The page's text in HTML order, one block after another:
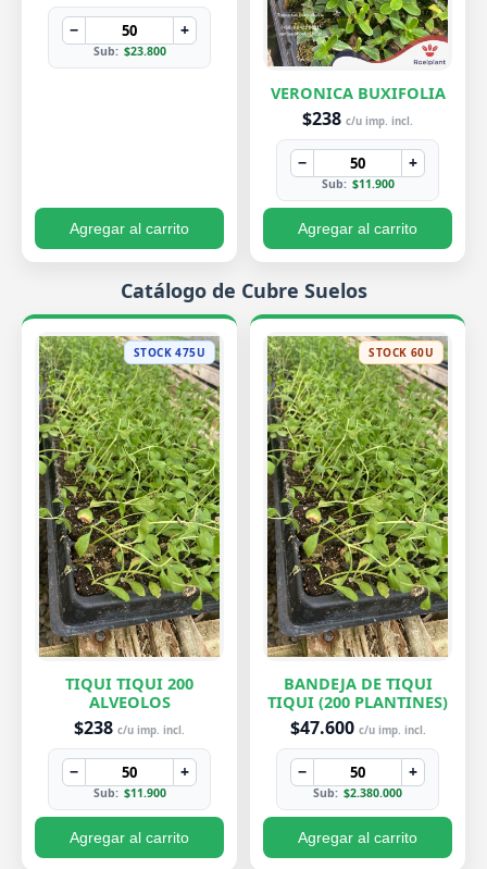
− +
Sub: $23.800
Agregar al carrito
VERONICA BUXIFOLIA
$238 c/u imp. incl.
− +
Sub: $11.900
Agregar al carrito
Catálogo de Cubre Suelos
STOCK 475U
TIQUI TIQUI 200
ALVEOLOS
$238 c/u imp. incl.
− +
Sub: $11.900
Agregar al carrito
STOCK 60U
BANDEJA DE TIQUI
TIQUI (200 PLANTINES)
$47.600 c/u imp. incl.
− +
Sub: $2.380.000
Agregar al carrito